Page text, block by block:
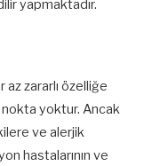
yapmaktadır.
zararlı özelliğe
yoktur. Ancak
ve alerjik
hastalarının ve